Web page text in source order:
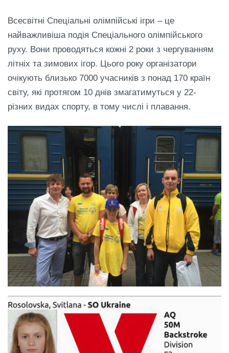
Всесвітні Спеціальні олімпійські ігри – це
найважливіша подія Спеціального олімпійського
руху. Вони проводяться кожні 2 роки з чергуванням
літніх та зимових ігор. Цього року організатори
очікують близько 7000 учасників з понад 170 країн
світу, які протягом 10 днів змагатимуться у 22-
різних видах спорту, в тому числі і плавання.